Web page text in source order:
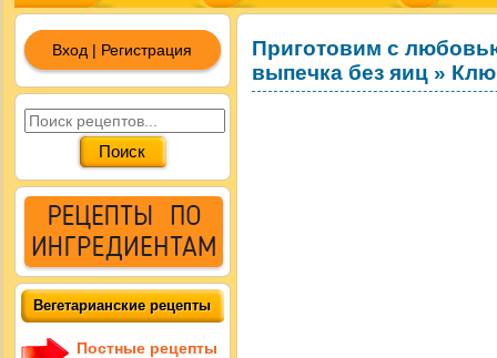
Приготовим с
выпечка без яиц »
Вход | Регистрация
Вегетарианские рецепты
Постные рецепты